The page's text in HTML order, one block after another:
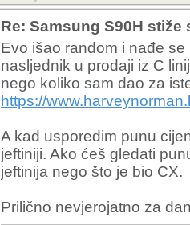
Mene je 55CX3
toga. Tako da,
konkretnom
Ti si kupio svoj model
sa proslogodisnjim
Ili da ti pomognem,
Re: Samsung S90H
Evo išao random i nađe
nasljednik u prodaji iz C
nego koliko sam dao za
https://
A kad usporedim punu
jeftiniji. Ako ćeš gledati
jeftinija nego što je bio CX.
Prilično nevjerojatno za